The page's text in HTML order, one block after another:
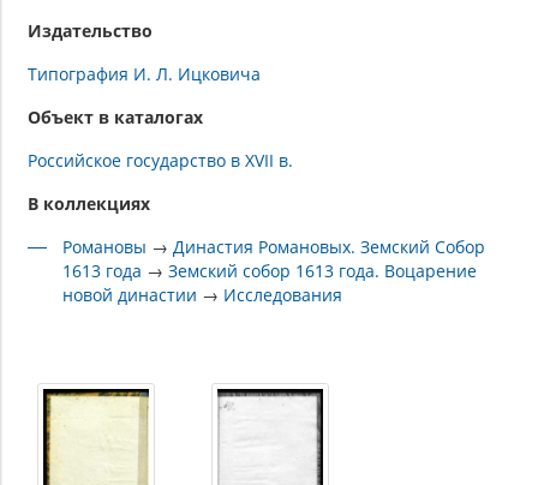
Издательство
Типография И. Л. Ицковича
Объект в каталогах
Российское государство в XVII в.
В коллекциях
Романовы → Династия Романовых. Земский Собор
1613 года →Земский собор 1613 года. Воцарение
новой династии → Исследования